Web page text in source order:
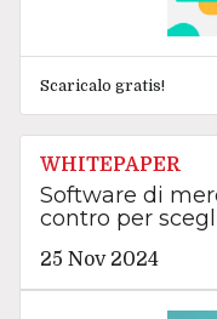
Scaricalo gratis!
WHITEPAPER
Software di
contro per
25 Nov 2024